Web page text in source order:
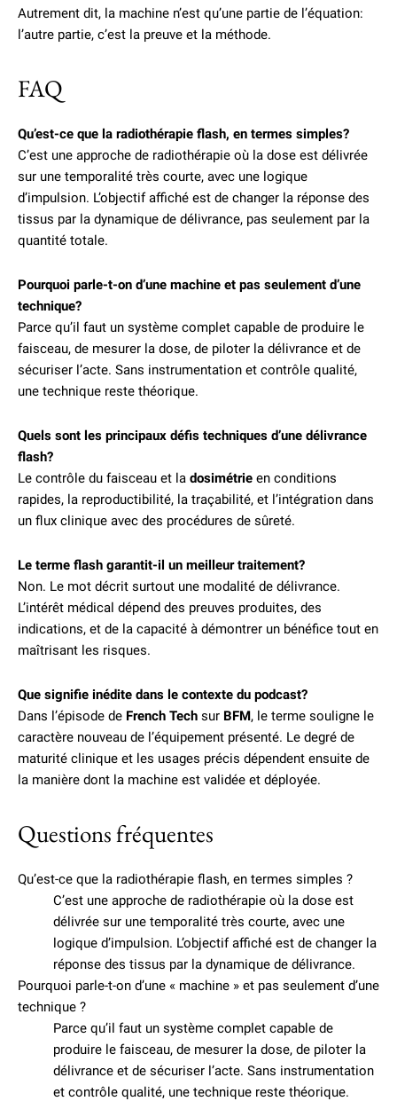
Autrement dit, la machine n’est qu’une partie de l’équation:
l’autre partie, c’est la preuve et la méthode.
FAQ
Qu’est-ce que la radiothérapie flash, en termes simples?
C’est une approche de radiothérapie où la dose est délivrée
sur une temporalité très courte, avec une logique
d’impulsion. L’objectif affiché est de changer la réponse des
tissus par la dynamique de délivrance, pas seulement par la
quantité totale.
Pourquoi parle-t-on d’une machine et pas seulement d’une
technique?
Parce qu’il faut un système complet capable de produire le
faisceau, de mesurer la dose, de piloter la délivrance et de
sécuriser l’acte. Sans instrumentation et contrôle qualité,
une technique reste théorique.
Quels sont les principaux défis techniques d’une délivrance
flash?
Le contrôle du faisceau et la dosimétrie en conditions
rapides, la reproductibilité, la traçabilité, et l’intégration dans
un flux clinique avec des procédures de sûreté.
Le terme flash garantit-il un meilleur traitement?
Non. Le mot décrit surtout une modalité de délivrance.
L’intérêt médical dépend des preuves produites, des
indications, et de la capacité à démontrer un bénéfice tout en
maîtrisant les risques.
Que signifie inédite dans le contexte du podcast?
Dans l’épisode de French Tech sur BFM, le terme souligne le
caractère nouveau de l’équipement présenté. Le degré de
maturité clinique et les usages précis dépendent ensuite de
la manière dont la machine est validée et déployée.
Questions fréquentes
Qu’est-ce que la radiothérapie flash, en termes simples ?
C’est une approche de radiothérapie où la dose est
délivrée sur une temporalité très courte, avec une
logique d’impulsion. L’objectif affiché est de changer la
réponse des tissus par la dynamique de délivrance.
Pourquoi parle-t-on d’une « machine » et pas seulement d’une
technique ?
Parce qu’il faut un système complet capable de
produire le faisceau, de mesurer la dose, de piloter la
délivrance et de sécuriser l’acte. Sans instrumentation
et contrôle qualité, une technique reste théorique.